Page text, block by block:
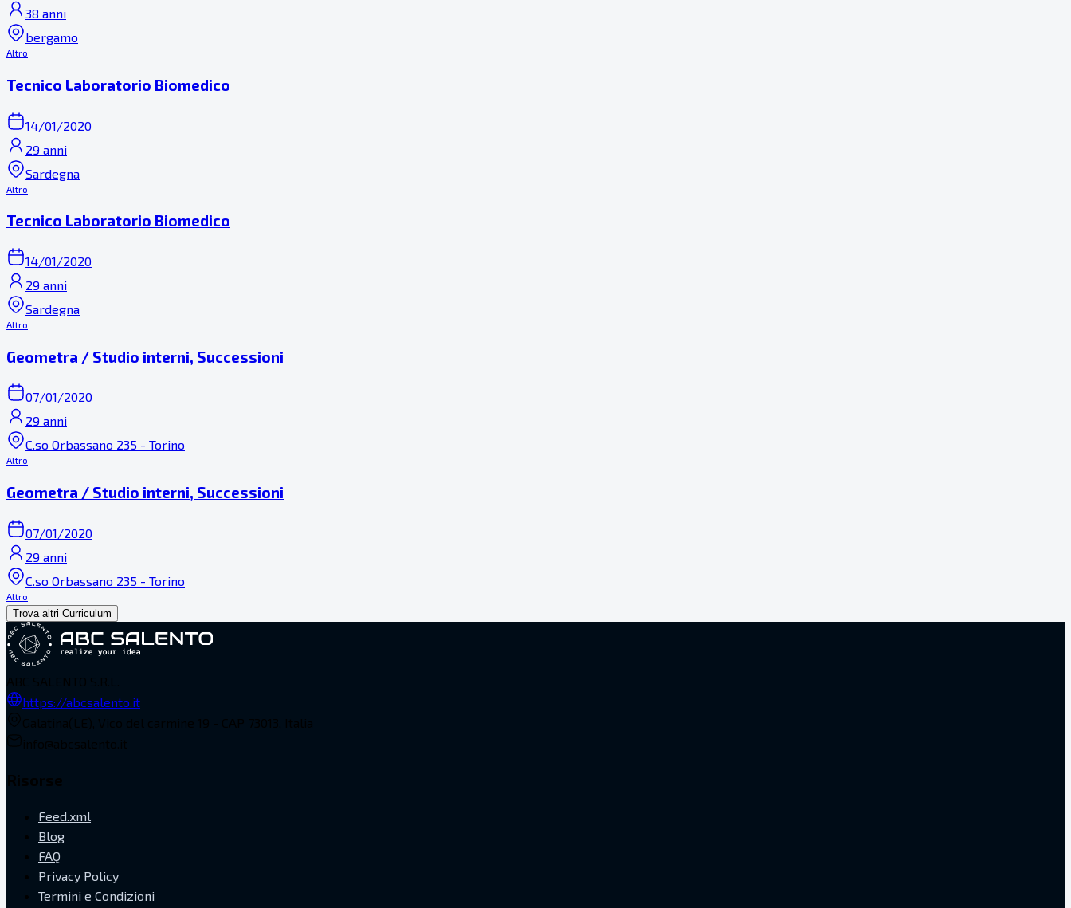
38 anni
bergamo
Altro
Tecnico Laboratorio Biomedico
14/01/2020
29 anni
Sardegna
Altro
Tecnico Laboratorio Biomedico
14/01/2020
29 anni
Sardegna
Altro
Geometra / Studio interni, Successioni
07/01/2020
29 anni
C.so Orbassano 235 - Torino
Altro
Geometra / Studio interni, Successioni
07/01/2020
29 anni
C.so Orbassano 235 - Torino
Altro
Trova altri Curriculum
https://abcsalento.it
Feed.xml
Blog
FAQ
Privacy Policy
Termini e Condizioni